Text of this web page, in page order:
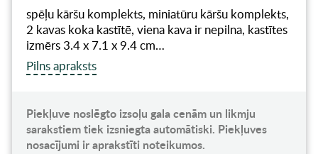
spēļu kāršu komplekts, miniatūru kāršu komplekts,
2 kavas koka kastītē, viena kava ir nepilna, kastītes
izmērs 3.4 x 7.1 x 9.4 cm…
Pilns apraksts
Piekļuve noslēgto izsoļu gala cenām un likmju
sarakstiem tiek izsniegta automātiski. Piekļuves
nosacījumi ir aprakstīti noteikumos.